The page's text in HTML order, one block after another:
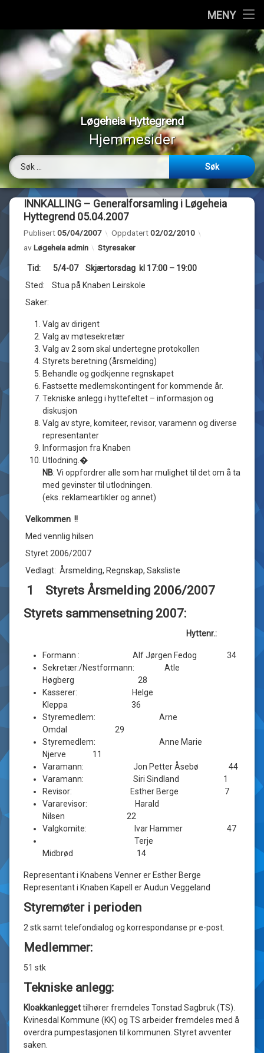
MENY
Vedtekter
Styremedlemmer
Medlemmer
Værmeldinger
Panoramabilder
Bilder
Webkamera
Om…
innhold
Løgeheia Hyttegrend
Hjemmesider
Søk etter:
INNKALLING – Generalforsamling i Løgeheia
Hyttegrend 05.04.2007
Publisert05/04/2007 Oppdatert02/02/2010
avLøgeheia admin Kategorier:
Styresaker
Tid: 5/4-07 Skjærtorsdag kl 17:00 – 19:00
Sted: Stua på Knaben Leirskole
Saker:
Valg av dirigent
Valg av møtesekretær
Valg av 2 som skal undertegne protokollen
Styrets beretning (årsmelding)
Behandle og godkjenne regnskapet
Fastsette medlemskontingent for kommende år.
Tekniske anlegg i hyttefeltet – informasjon og
diskusjon
Valg av styre, komiteer, revisor, varamenn og diverse
representanter
Informasjon fra Knaben
Utlodning.�
NB: Vi oppfordrer alle som har mulighet til det om å ta
med gevinster til utlodningen.
(eks. reklameartikler og annet)
Velkommen !!
Med vennlig hilsen
Styret 2006/2007
Vedlagt: Årsmelding, Regnskap, Saksliste
1 Styrets Årsmelding 2006/2007
Styrets sammensetning 2007:
Hyttenr.:
Formann : Alf Jørgen Fedog 34
Sekretær:/Nestformann: Atle
Høgberg 28
Kasserer: Helge
Kleppa 36
Styremedlem: Arne
Omdal 29
Styremedlem: Anne Marie
Njerve 11
Varamann: Jon Petter Åsebø 44
Varamann: Siri Sindland 1
Revisor: Esther Berge 7
Vararevisor: Harald
Nilsen 22
Valgkomite: Ivar Hammer 47
Terje
Midbrød 14
Representant i Knabens Venner er Esther Berge
Representant i Knaben Kapell er Audun Veggeland
Styremøter i perioden
2 stk samt telefondialog og korrespondanse pr e-post.
Medlemmer:
51 stk
Tekniske anlegg:
Kloakkanleggettilhører fremdeles Tonstad Sagbruk (TS).
Kvinesdal Kommune (KK) og TS arbeider fremdeles med å
overdra pumpestasjonen til kommunen. Styret avventer
saken.